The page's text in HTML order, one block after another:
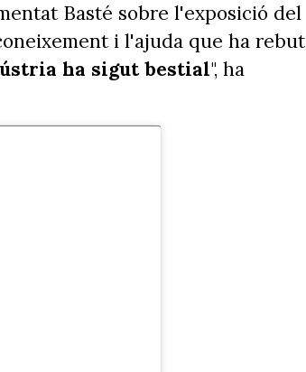
Basté sobre l'exposició del
i l'ajuda que ha rebut
ha sigut bestial", ha